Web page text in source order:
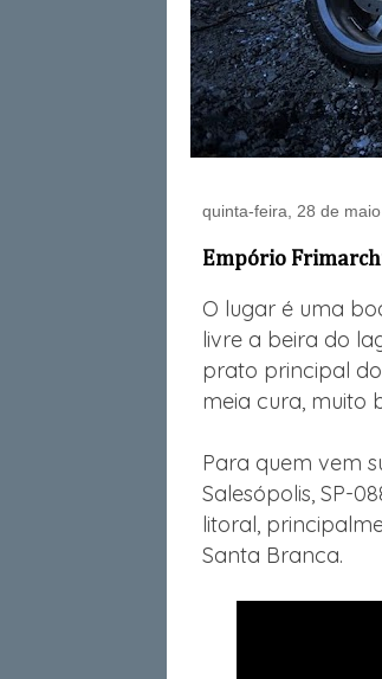
quinta-feira, 28 de
Empório
O lugar é uma
livre a beira do
prato principal
meia cura, muito
Para quem vem
Salesópolis, SP-
litoral,
Santa Branca.